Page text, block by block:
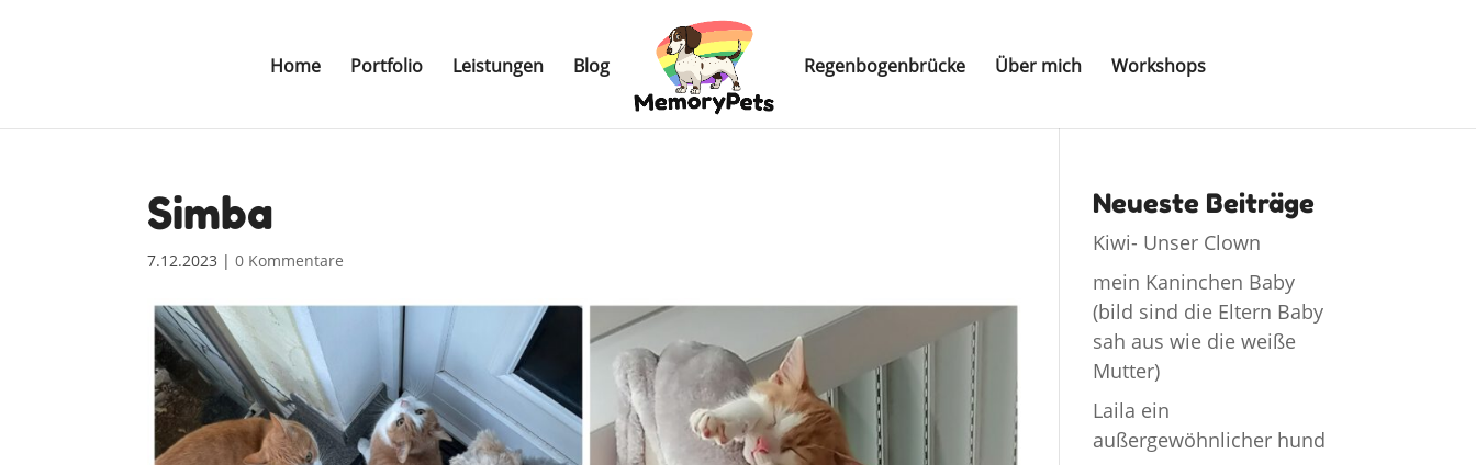
Home Portfolio Leistungen Blog Regenbogenbrücke Über mich Workshops
Simba
7.12.2023 |0 Kommentare
Neueste Beiträge
Kiwi- Unser Clown
mein Kaninchen Baby
(bild sind die Eltern Baby
sah aus wie die weiße
Mutter)
Laila ein
außergewöhnlicher hund